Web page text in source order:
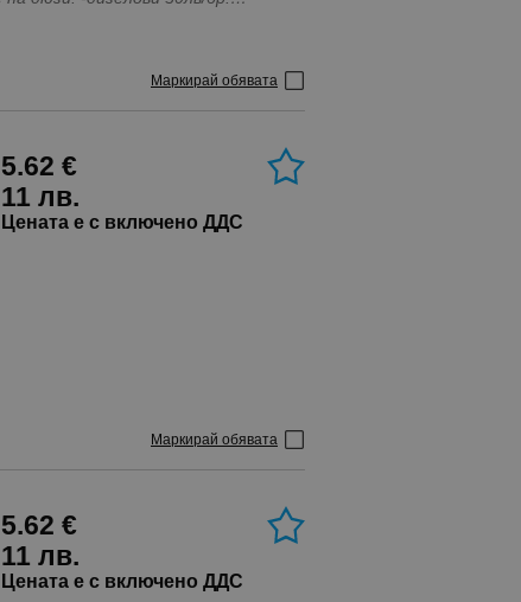
Маркирай обявата
5.62 €
11 лв.
Цената е с включено ДДС
Маркирай обявата
5.62 €
11 лв.
Цената е с включено ДДС